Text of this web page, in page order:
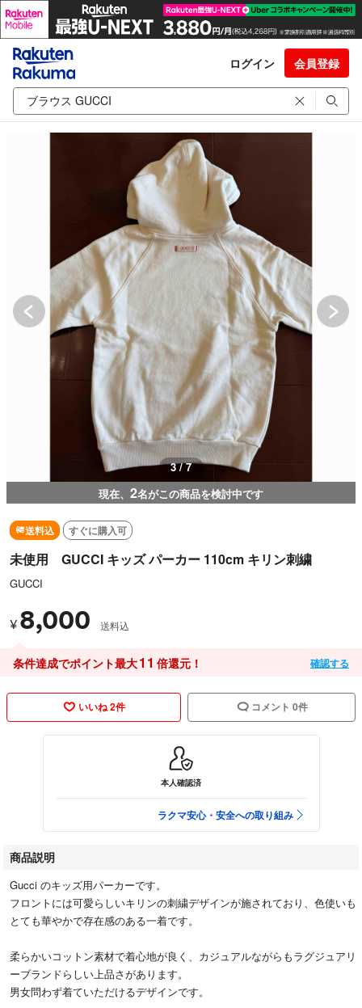
ログイン 会員登録
3 / 7
現在、 2名がこの商品を検討中です
送料込 すぐに購入可
未使用 GUCCI キッズ パーカー 110cm キリン刺繍
GUCCI
¥ 8,000 送料込
条件達成でポイント最大11 倍還元！ 確認する
いいね 2件 コメント 0件
本人確認済
ラクマ安心・安全への取り組み
商品説明
Gucci のキッズ用パーカーです。
フロントには可愛らしいキリンの刺繍デザインが施されており、色使いも
とても華やかで存在感のある一着です。
柔らかいコットン素材で着心地が良く、カジュアルながらもラグジュアリ
ーブランドらしい上品さがあります。
男女問わず着ていただけるデザインです。